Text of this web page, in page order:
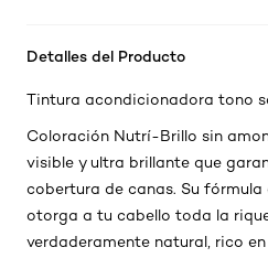
Detalles del Producto
Tintura acondicionadora tono
Coloración Nutrí-Brillo sin
visible y ultra brillante que
cobertura de canas. Su
otorga a tu cabello toda la
verdaderamente natural, rico